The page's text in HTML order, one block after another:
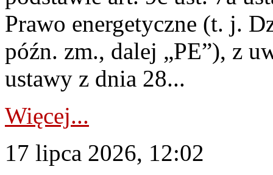
Prawo energetyczne (t. j.
późn. zm., dalej „PE”), z
ustawy z dnia 28...
Więcej...
17 lipca 2026, 12:02